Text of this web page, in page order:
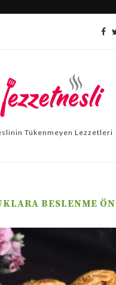
Tükenmeyen Lezzetleri
BESLENME